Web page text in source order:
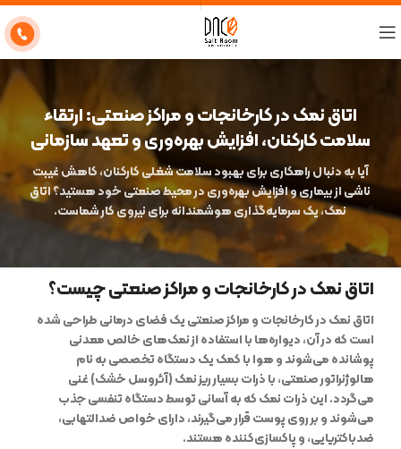
اتاق نمک در کارخانجات و مراکز صنعتی: ارتقاء
سلامت کارکنان، افزایش بهره‌وری و تعهد سازمانی
آیا به دنبال راهکاری برای بهبود سلامت شغلی کارکنان، کاهش غیبت
ناشی از بیماری و افزایش بهره‌وری در محیط صنعتی خود هستید؟ اتاق
نمک، یک سرمایه‌گذاری هوشمندانه برای نیروی کار شماست.
اتاق نمک در کارخانجات و مراکز صنعتی چیست؟
اتاق نمک در کارخانجات و مراکز صنعتییک فضای درمانی طراحی شده
است که در آن، دیواره‌ها با استفاده از نمک‌های خالص معدنی
پوشانده می‌شوند و هوا با کمک یک دستگاه تخصصی به نام
هالوژنراتور صنعتی، با ذرات بسیار ریز نمک (آئروسل خشک) غنی
می‌گردد. این ذرات نمک که به آسانی توسط دستگاه تنفسی جذب
می‌شوند و بر روی پوست قرار می‌گیرند، دارای خواص ضدالتهابی،
ضدباکتریایی، و پاکسازی‌کننده هستند.